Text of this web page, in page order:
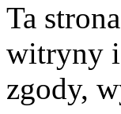
Ta
witryny i
zgody,